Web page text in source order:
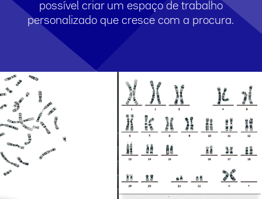
possível criar um espaço de trabalho
personalizado que cresce com a procura.